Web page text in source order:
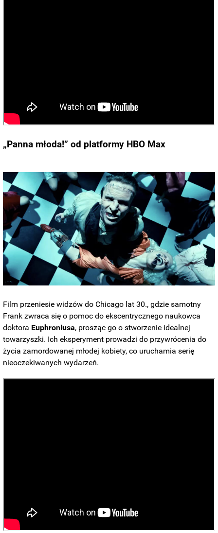
„Panna młoda!” od platformy HBO Max
Film przeniesie widzów do Chicago lat 30., gdzie samotny
Frank zwraca się o pomoc do ekscentrycznego naukowca
doktora Euphroniusa, prosząc go o stworzenie idealnej
towarzyszki. Ich eksperyment prowadzi do przywrócenia do
życia zamordowanej młodej kobiety, co uruchamia serię
nieoczekiwanych wydarzeń.